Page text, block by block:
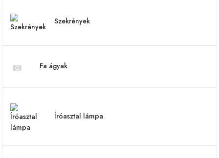
Szekrények
Fa ágyak
Íróasztal lámpa